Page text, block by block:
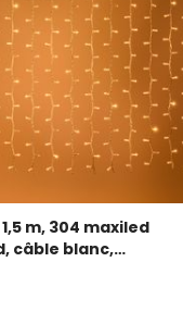
m, 304 maxiled
câble blanc,
IP67